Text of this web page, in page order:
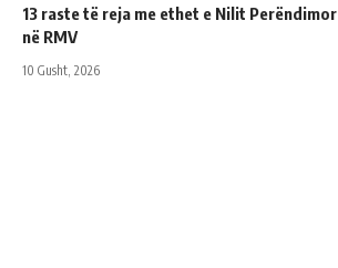
13 raste të reja me ethet e Nilit Perëndimor
në RMV
10 Gusht, 2026